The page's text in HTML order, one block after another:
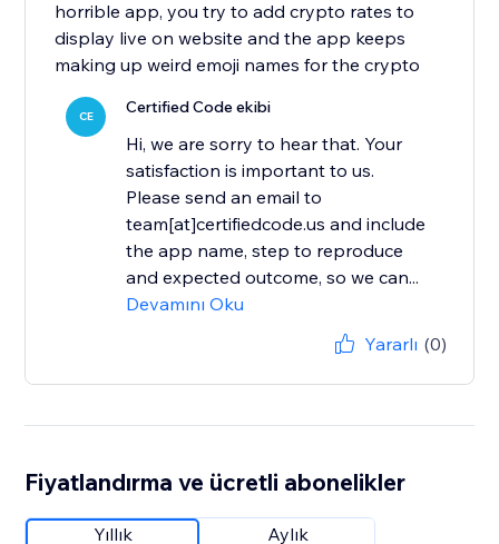
horrible app, you try to add crypto rates to
display live on website and the app keeps
making up weird emoji names for the crypto
CE Certified Code ekibi
Hi, we are sorry to hear that. Your
satisfaction is important to us.
Please send an email to
team[at]certifiedcode.us and include
the app name, step to reproduce
and expected outcome, so we can...
Devamını Oku
Yararlı (0)
Fiyatlandırma ve ücretli abonelikler
Yıllık Aylık